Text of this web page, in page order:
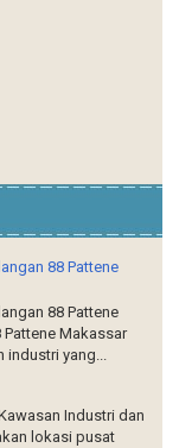
88 Pattene
88 Pattene
Makassar
industri yang...
Industri dan
lokasi pusat